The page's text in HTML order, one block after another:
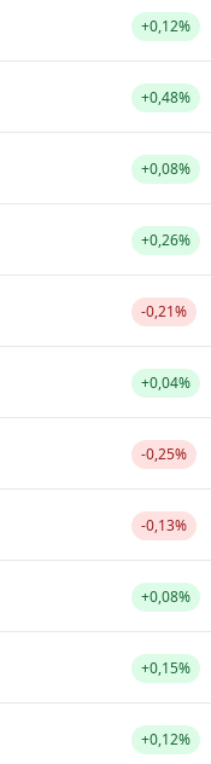
+0,12%
+0,48%
+0,08%
+0,26%
-0,21%
+0,04%
-0,25%
-0,13%
+0,08%
+0,15%
+0,12%